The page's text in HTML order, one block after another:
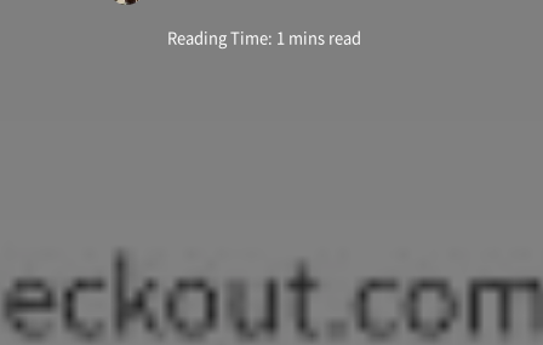
Reading Time: 1 mins read